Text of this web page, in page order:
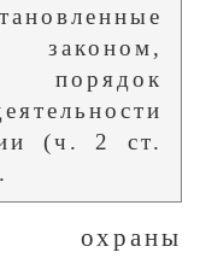
(ч. 2 ст.
охраны